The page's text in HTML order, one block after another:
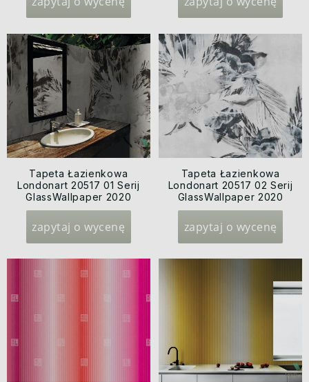
Tapeta Łazienkowa
Londonart 20517 01 Serij
GlassWallpaper 2020
zapytaj o wycenę
Tapeta Łazienkowa
Londonart 20517 02 Serij
GlassWallpaper 2020
zapytaj o wycenę